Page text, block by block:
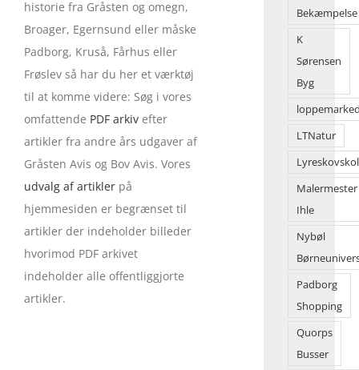
historie fra Gråsten og omegn,
Broager, Egernsund eller måske
Padborg, Kruså, Fårhus eller
Frøslev så har du her et værktøj
til at komme videre: Søg i vores
omfattende PDF arkiv efter
artikler fra andre års udgaver af
Gråsten Avis og Bov Avis. Vores
udvalg af artiklerpå
hjemmesiden er begrænset til
artikler der indeholder billeder
hvorimod PDF arkivet
indeholder alle offentliggjorte
artikler.
Bekæmpelse
K
Sørensen
Byg
LTNatur
Malermester
Ihle
Nybøl
Padborg
Shopping
Quorps
Busser